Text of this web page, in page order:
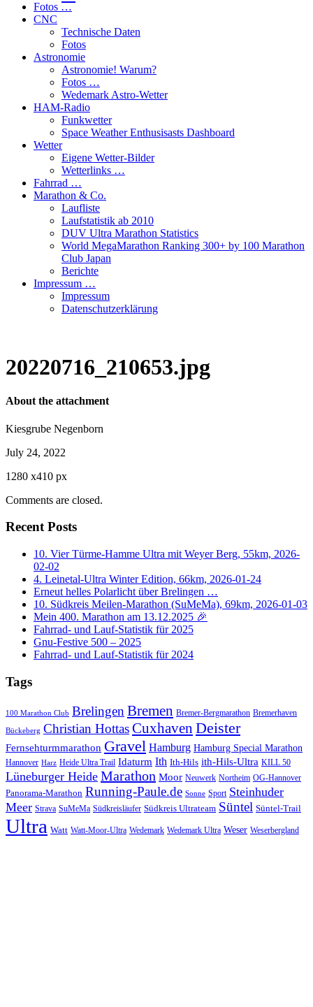
Fotos …
CNC
Technische Daten
Fotos
Astronomie
Astronomie! Warum?
Fotos …
Wedemark Astro-Wetter
HAM-Radio
Funkwetter
Space Weather Enthusisasts Dashboard
Wetter
Eigene Wetter-Bilder
Wetterlinks …
Fahrrad …
Marathon & Co.
Laufliste
Laufstatistik ab 2010
DUV Ultra Marathon Statistics
World MegaMarathon Ranking 300+ by 100 Marathon
Club Japan
Berichte
Impressum …
Impressum
Datenschutzerklärung
20220716_210653.jpg
About the attachment
Kiesgrube Negenborn
July 24, 2022
1280 x410 px
Comments are closed.
Recent Posts
10. Vier Türme-Hamme Ultra mit Weyer Berg, 55km, 2026-
02-02
4. Leinetal-Ultra Winter Edition, 66km, 2026-01-24
Erneut helles Polarlicht über Brelingen …
10. Südkreis Meilen-Marathon (SuMeMa), 69km, 2026-01-03
Mein 400. Marathon am 13.12.2025 🎉
Fahrrad- und Lauf-Statistik für 2025
Gnu-Festive 500 – 2025
Fahrrad- und Lauf-Statistik für 2024
Tags
100 Marathon Club BrelingenBremen Bremer-Bergmarathon Bremerhaven
Bückeberg Christian HottasCuxhaven Deister
Fernsehturmmarathon Gravel Hamburg Hamburg Special Marathon
Hannover Harz Heide Ultra Trail Idaturm Ith Ith-Hils ith-Hils-Ultra KILL 50
Lüneburger Heide Marathon Moor Neuwerk Northeim OG-Hannover
Panorama-Marathon Running-Paule.de Sonne Sport Steinhuder
Meer Strava SuMeMa Südkreisläufer Südkreis Ultrateam Süntel Süntel-Trail
Ultra Watt Watt-Moor-Ultra Wedemark Wedemark Ultra Weser Weserbergland